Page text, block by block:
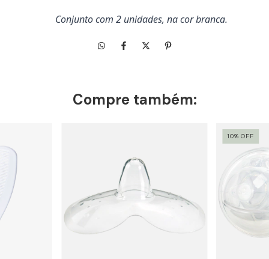
Conjunto com 2 unidades, na cor branca.
Compre também:
10% OFF